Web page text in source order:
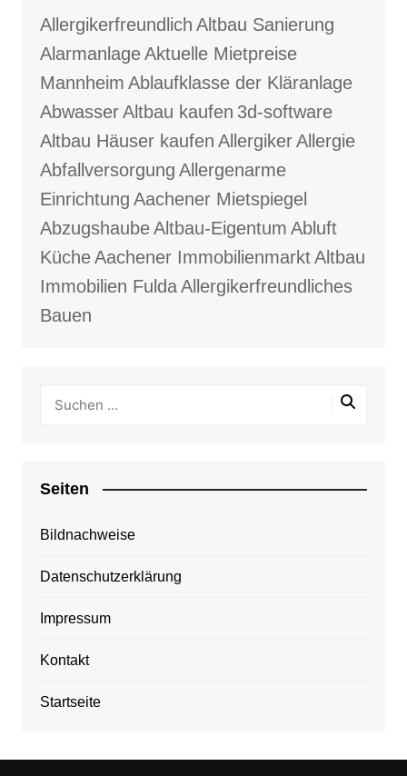
Allergikerfreundlich Altbau Sanierung
AlarmanlageAktuelle Mietpreise
Mannheim Ablaufklasse der Kläranlage
AbwasserAltbau kaufen 3d-software
Altbau Häuser kaufen AllergikerAllergie
Abfallversorgung Allergenarme
Einrichtung Aachener Mietspiegel
AbzugshaubeAltbau-Eigentum Abluft
KücheAachener ImmobilienmarktAltbau
Immobilien FuldaAllergikerfreundliches
Bauen
Seiten
Bildnachweise
Datenschutzerklärung
Impressum
Kontakt
Startseite